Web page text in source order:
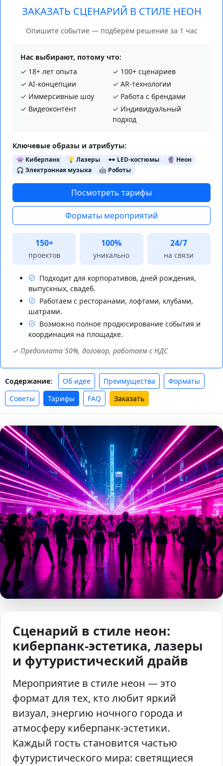
ЗАКАЗАТЬ СЦЕНАРИЙ В СТИЛЕ НЕОН
Опишите событие — подберём решение за 1 час
Нас выбирают, потому что:
✓ 18+ лет опыта
✓ 100+ сценариев
✓ AI‑концепции
✓ AR‑технологии
✓ Иммерсивные шоу
✓ Работа с брендами
✓ Видеоконтент
✓ Индивидуальный
подход
Ключевые образы и атрибуты:
👾 Киберпанк 💡 Лазеры 🕶️ LED-костюмы
🔮 Неон
🎧 Электронная музыка
🤖 Роботы
Посмотреть тарифы
Форматы мероприятий
150+
проектов
100%
уникально
24/7
на связи
Подходит для корпоративов, дней рождения,
выпускных, свадеб.
Работаем с ресторанами, лофтами, клубами,
шатрами.
Возможно полное продюсирование события и
координация на площадке.
✓ Предоплата 50%, договор, работаем с НДС
Содержание: Об идее Преимущества
Форматы
Советы
Тарифы FAQ Заказать
Сценарий в стиле неон:
киберпанк-эстетика, лазеры
и футуристический драйв
Мероприятие в стиле неон — это
формат для тех, кто любит яркий
визуал, энергию ночного города и
атмосферу киберпанк-эстетики.
Каждый гость становится частью
футуристического мира: светящиеся